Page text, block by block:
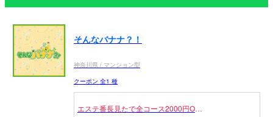
そんなバナナ？！
神奈川県 / マンション型
クーポン 全1 種
エステ番長見たで全コース2000円OFF